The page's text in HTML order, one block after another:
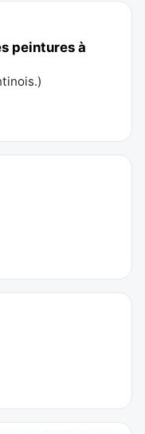
peintures à
)